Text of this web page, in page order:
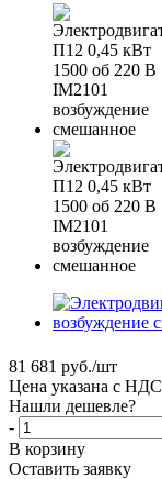
81 681 руб./шт
Цена указана с НДС
Нашли дешевле?
-
В корзину
Оставить заявку